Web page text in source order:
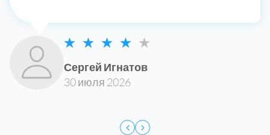
Сергей Игнатов
30 июля 2026